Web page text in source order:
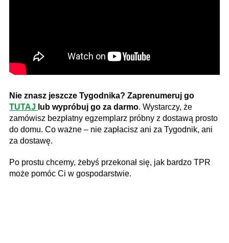
Nie znasz jeszcze Tygodnika? Zaprenumeruj go
TUTAJ lub wypróbuj go za darmo. Wystarczy, że
zamówisz bezpłatny egzemplarz próbny z dostawą prosto
do domu. Co ważne – nie zapłacisz ani za Tygodnik, ani
za dostawę.
Po prostu chcemy, żebyś przekonał się, jak bardzo TPR
może pomóc Ci w gospodarstwie.